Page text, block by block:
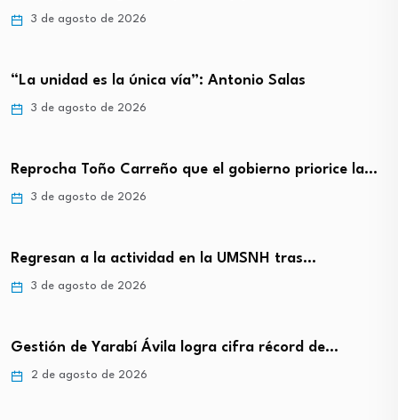
3 de agosto de 2026
“La unidad es la única vía”: Antonio Salas
3 de agosto de 2026
Reprocha Toño Carreño que el gobierno priorice la…
3 de agosto de 2026
Regresan a la actividad en la UMSNH tras…
3 de agosto de 2026
Gestión de Yarabí Ávila logra cifra récord de…
2 de agosto de 2026